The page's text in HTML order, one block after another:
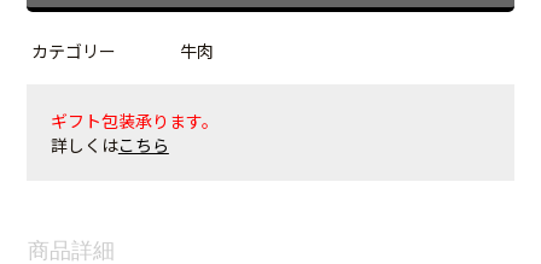
カテゴリー 牛肉
ギフト包装承ります。
詳しくはこちら
商品詳細